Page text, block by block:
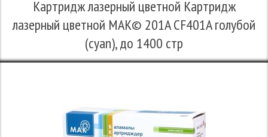
Картридж лазерный цветной Картридж
лазерный цветной MAK© 201A CF401A голубой
(cyan), до 1400 стр